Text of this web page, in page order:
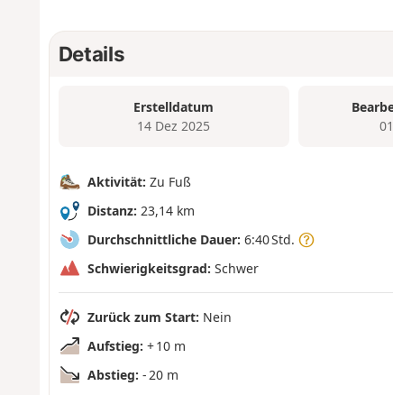
Details
Erstelldatum
14 Dez 2025
Aktivität: Zu Fuß
Distanz: 23,14 km
Durchschnittliche Dauer: 6:40 Std.
Schwierigkeitsgrad: Schwer
Zurück zum Start: Nein
Aufstieg: + 10 m
Abstieg: - 20 m